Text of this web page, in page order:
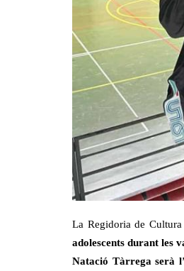
La Regidoria de
adolescents durant les
Natació Tàrrega serà